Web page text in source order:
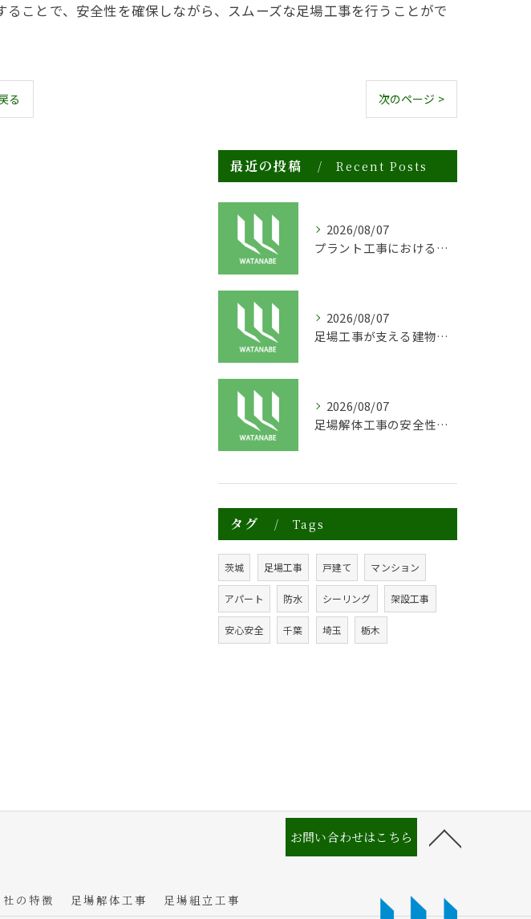
ことで、安全性を確保しながら、スムーズな足場工事を行うことがで
る 次のページ >
最近の投稿 Recent Posts
2026/08/07
プラント工事における足場工事の安全対策と施工の重要性
2026/08/07
足場工事が支える建物の長寿命化と外装塗装の重要性
2026/08/07
足場解体工事の安全性と効率化のポイント
タグ Tags
茨城 足場工事 戸建て マンション
アパート 防水 シーリング 架設工事
安心安全 千葉 埼玉 栃木
お問い合わせはこちら
社の特徴 足場解体工事
足場組立工事